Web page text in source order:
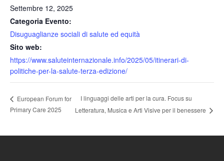
Settembre 12, 2025
Categoria Evento:
Disuguaglianze sociali di salute ed equità
Sito web:
https://www.saluteinternazionale.info/2025/05/itinerari-di-
politiche-per-la-salute-terza-edizione/
European Forum for
Primary Care 2025
I linguaggi delle arti per la cura. Focus su
Letteratura, Musica e Arti Visive per il benessere